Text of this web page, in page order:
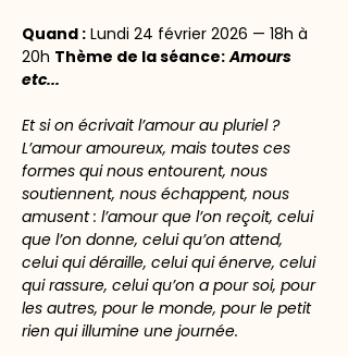
Quand : Lundi 24 février 2026 — 18h à
20h Thème de la séance: Amours
etc...
Et si on écrivait l’amour au pluriel ?
L’amour amoureux, mais toutes ces
formes qui nous entourent, nous
soutiennent, nous échappent, nous
amusent : l’amour que l’on reçoit, celui
que l’on donne, celui qu’on attend,
celui qui déraille, celui qui énerve, celui
qui rassure, celui qu’on a pour soi, pour
les autres, pour le monde, pour le petit
rien qui illumine une journée.